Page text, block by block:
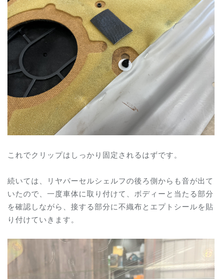
これでクリップはしっかり固定されるはずです。
続いては、リヤパーセルシェルフの後ろ側からも音が出て
いたので、一度車体に取り付けて、ボディーと当たる部分
を確認しながら、接する部分に不織布とエプトシールを貼
り付けていきます。